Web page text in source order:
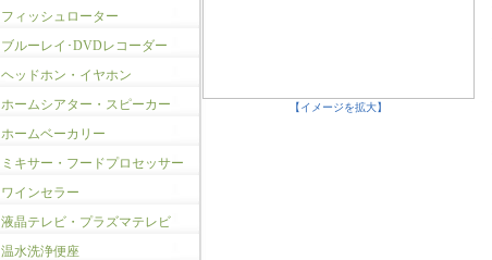
フィッシュローター
ブルーレイ･DVDレコーダー
ヘッドホン・イヤホン
ホームシアター・スピーカー
ホームベーカリー
ミキサー・フードプロセッサー
ワインセラー
液晶テレビ・プラズマテレビ
温水洗浄便座
【イメージを拡大】